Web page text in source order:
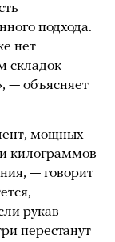
подхода.
нет
складок
— объясняет
мощных
килограммов
— говорит
рукав
перестанут